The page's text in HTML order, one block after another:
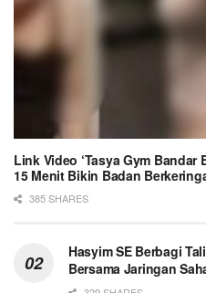
Link Video ‘Tasya Gym Bandar
15 Menit Bikin Badan
385 SHARES
Hasyim SE Berbagi
Bersama Jaringan